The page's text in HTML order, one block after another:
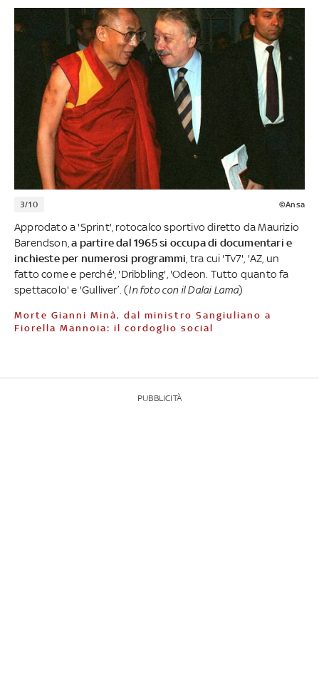
3/10 ©Ansa
Approdato a 'Sprint', rotocalco sportivo diretto da Maurizio
Barendson,a partire dal 1965 si occupa di documentari e
inchieste per numerosi programmi , tra cui 'Tv7', 'AZ, un
fatto come e perché', 'Dribbling', 'Odeon. Tutto quanto fa
spettacolo' e 'Gulliver’. (In foto con il Dalai Lama)
Morte Gianni Minà, dal ministro Sangiuliano a
Fiorella Mannoia: il cordoglio social
PUBBLICITÀ